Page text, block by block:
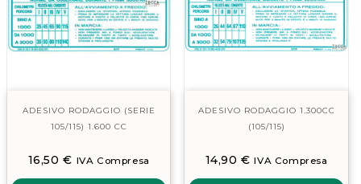
ADESIVO RODAGGIO (SERIE
105/115) 1.600 CC
16,50€ IVA Compresa
ADESIVO RODAGGIO 1.300CC
(105/115)
14,90€ IVA Compresa